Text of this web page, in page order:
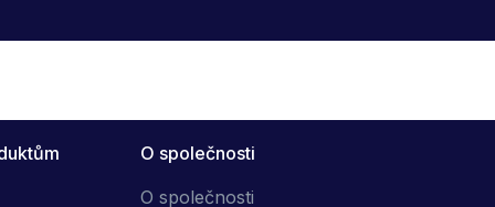
O společnosti
O společnosti